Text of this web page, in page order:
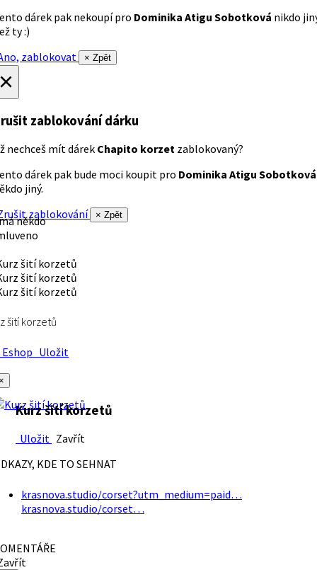
dárek pak nekoupí pro Dominika Atigu Sobotková nikdo
ty :)
zablokovat
× Zpět
zablokování dárku
nechceš mít dárek Chapito korzet zablokovaný?
dárek pak bude moci koupit pro Dominika Atigu Sobotková
jiný.
zablokování
× Zpět
někdo
šití korzetů
Uložit
Kurz šití korzetů
Uložit Zavřít
KDE TO SEHNAT
krasnova.studio/corset?utm_medium=paid…
krasnova.studio/corset…